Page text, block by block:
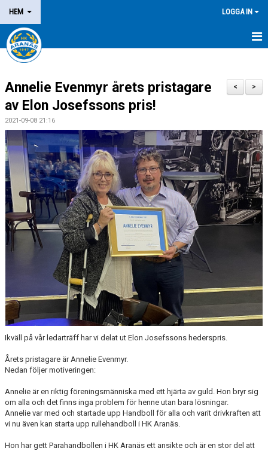
HEM LOGGA IN
NYHETER
OM KLUBBEN
MEDLEM
LEDARE
DOMARE/FUNKTIONÄR
KALENDER
MATCHER
LOTTERIER
>
<
Annelie Evenmyr årets pristagare
av Elon Josefssons pris!
2021-09-08 21:16
Ikväll på vår ledarträff har vi delat ut Elon Josefssons hederspris.
Årets pristagare är Annelie Evenmyr.
Nedan följer motiveringen:
Annelie är en riktig föreningsmänniska med ett hjärta av guld. Hon bryr sig
om alla och det finns inga problem för henne utan bara lösningar.
Annelie var med och startade upp Handboll för alla och varit drivkraften att
vi nu även kan starta upp rullehandboll i HK Aranäs.
Hon har gett Parahandbollen i HK Aranäs ett ansikte och är en stor del att